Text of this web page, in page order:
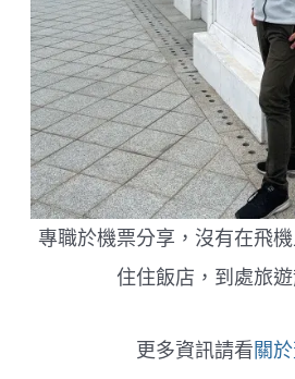
專職於機票分享，沒有在飛
住住飯店，到處旅遊
更多資訊請看關